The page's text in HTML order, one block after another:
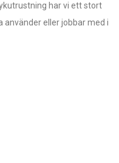
har vi ett stort
eller jobbar med i